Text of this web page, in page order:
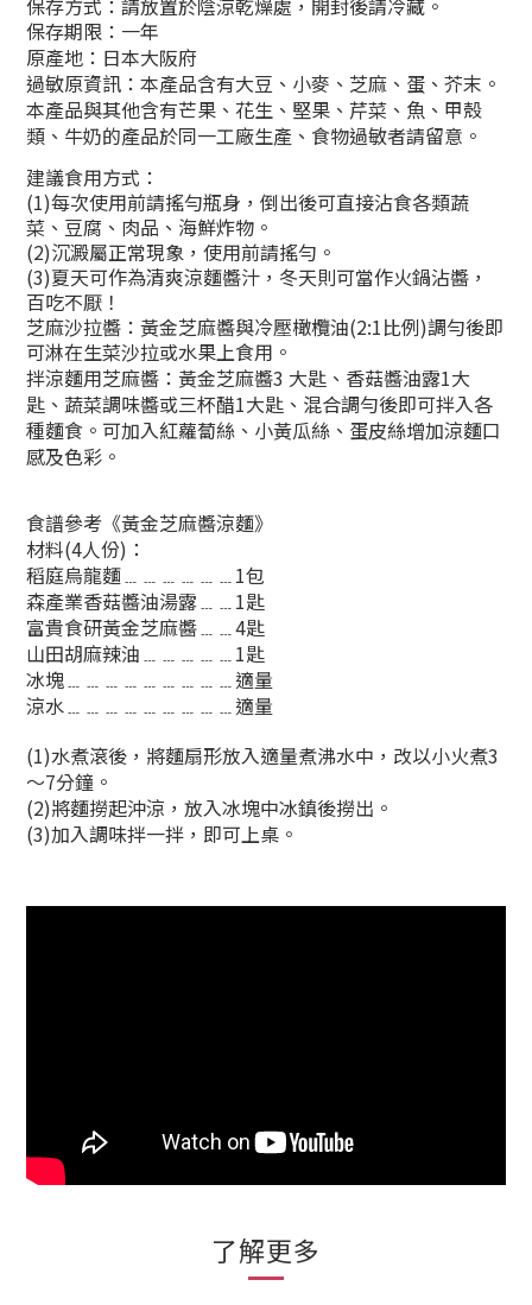
保存期限：一年
原產地：日本大阪府
過敏原資訊：本產品含有大豆、小麥、芝麻、蛋、芥末。
本產品與其他含有芒果、花生、堅果、芹菜、魚、甲殼
類、牛奶的產品於同一工廠生產、食物過敏者請留意。
建議食用方式：
(1)每次使用前請搖勻瓶身，倒出後可直接沾食各類蔬
菜、豆腐、肉品、海鮮炸物。
(2)沉澱屬正常現象，使用前請搖勻。
(3)夏天可作為清爽涼麵醬汁，冬天則可當作火鍋沾醬，
百吃不厭！
芝麻沙拉醬：黃金芝麻醬與冷壓橄欖油(2:1比例)調勻後即
可淋在生菜沙拉或水果上食用。
拌涼麵用芝麻醬：黃金芝麻醬3 大匙、香菇醬油露1大
匙、蔬菜調味醬或三杯醋1大匙、混合調勻後即可拌入各
種麵食。可加入紅蘿蔔絲、小黃瓜絲、蛋皮絲增加涼麵口
感及色彩。
食譜參考《黃金芝麻醬涼麵》
材料(4人份)：
稻庭烏龍麵﹍﹍﹍﹍﹍﹍1包
森產業香菇醬油湯露﹍﹍1匙
富貴食研黃金芝麻醬﹍﹍4匙
山田胡麻辣油﹍﹍﹍﹍﹍1匙
冰塊﹍﹍﹍﹍﹍﹍﹍﹍﹍適量
涼水﹍﹍﹍﹍﹍﹍﹍﹍﹍適量
(1)水煮滾後，將麵扇形放入適量煮沸水中，改以小火煮3
～7分鐘。
(2)將麵撈起沖涼，放入冰塊中冰鎮後撈出。
(3)加入調味拌一拌，即可上桌。
了解更多